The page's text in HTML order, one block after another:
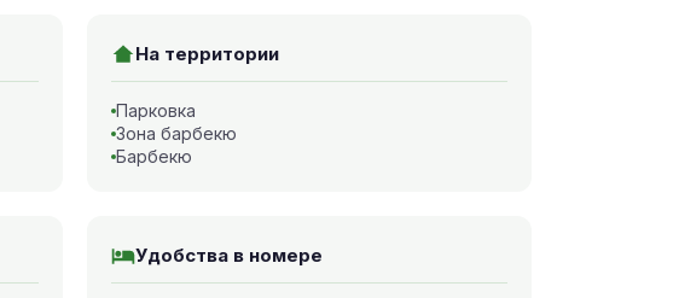
На территории
Парковка
Зона барбекю
Барбекю
Удобства в номере